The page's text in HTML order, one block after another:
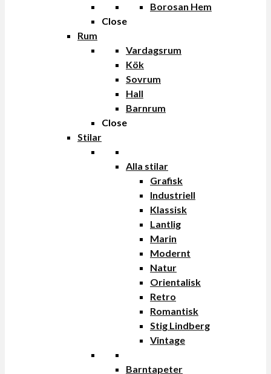
Borosan Hem
Close
Rum
Vardagsrum
Kök
Sovrum
Hall
Barnrum
Close
Stilar
Alla stilar
Grafisk
Industriell
Klassisk
Lantlig
Marin
Modernt
Natur
Orientalisk
Retro
Romantisk
Stig Lindberg
Vintage
Barntapeter